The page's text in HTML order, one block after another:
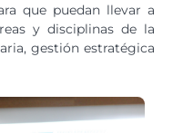
que puedan llevar a
y disciplinas de la
gestión estratégica